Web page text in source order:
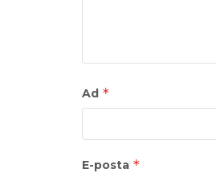
Ad *
E-posta *